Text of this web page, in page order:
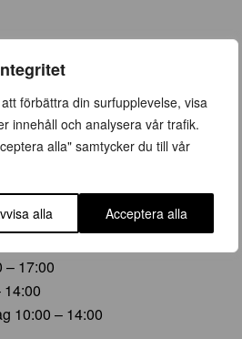
förbättra din surfupplevelse, visa
innehåll och analysera vår trafik.
alla" samtycker du till vår
alla Acceptera alla
28 juni)
19:00
10:00 – 16:00
– 17:00
14:00
10:00 – 14:00